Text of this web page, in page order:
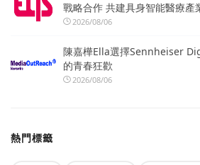
戰略合作 共建具身智能醫療產
2026/08/06
陳嘉樺Ella選擇Sennheiser
的青春狂歡
2026/08/06
熱門標籤